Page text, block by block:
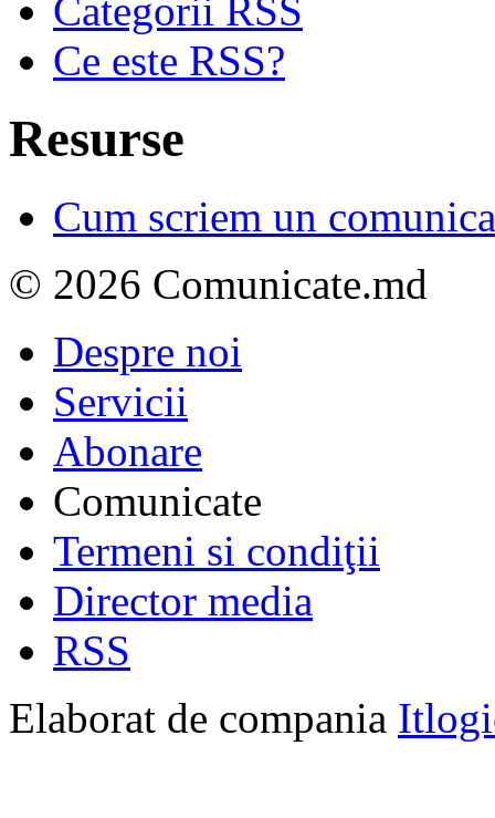
Categorii RSS
Ce este RSS?
Resurse
Cum scriem un
© 2026 Comunicate.md
Despre noi
Servicii
Abonare
Comunicate
Termeni si condiţii
Director media
RSS
Elaborat de compania